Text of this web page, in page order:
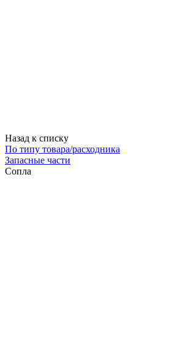
Назад к списку
По типу товара/расходника
Запасные части
Сопла